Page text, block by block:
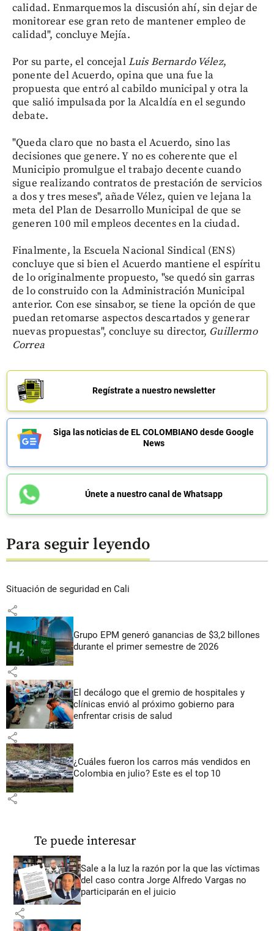
calidad. Enmarquemos la discusión ahí, sin dejar de
monitorear ese gran reto de mantener empleo de
calidad", concluye Mejía.
Por su parte, el concejalLuis Bernardo Vélez,
ponente del Acuerdo, opina que una fue la
propuesta que entró al cabildo municipal y otra la
que salió impulsada por la Alcaldía en el segundo
debate.
"Queda claro que no basta el Acuerdo, sino las
decisiones que genere. Y no es coherente que el
Municipio promulgue el trabajo decente cuando
sigue realizando contratos de prestación de servicios
a dos y tres meses", añade Vélez, quien ve lejana la
meta del Plan de Desarrollo Municipal de que se
generen 100 mil empleos decentes en la ciudad.
Finalmente, la Escuela Nacional Sindical (ENS)
concluye que si bien el Acuerdo mantiene el espíritu
de lo originalmente propuesto, "se quedó sin garras
de lo construido con la Administración Municipal
anterior. Con ese sinsabor, se tiene la opción de que
puedan retomarse aspectos descartados y generar
nuevas propuestas", concluye su director, Guillermo
Correa
Regístrate a nuestro newsletter
Siga las noticias de EL COLOMBIANO desde Google
News
Únete a nuestro canal de Whatsapp
Para seguir leyendo
Situación de seguridad en Cali
share
Grupo EPM generó ganancias de $3,2 billones
durante el primer semestre de 2026
share
El decálogo que el gremio de hospitales y
clínicas envió al próximo gobierno para
enfrentar crisis de salud
share
¿Cuáles fueron los carros más vendidos en
Colombia en julio? Este es el top 10
share
Te puede interesar
Sale a la luz la razón por la que las víctimas
del caso contra Jorge Alfredo Vargas no
participarán en el juicio
share